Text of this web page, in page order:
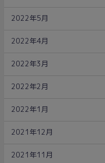
2022年5月
2022年4月
2022年3月
2022年2月
2022年1月
2021年12月
2021年11月